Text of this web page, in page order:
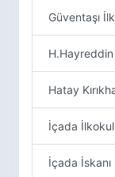
Güventaşı
Hatay
İçada
İçada